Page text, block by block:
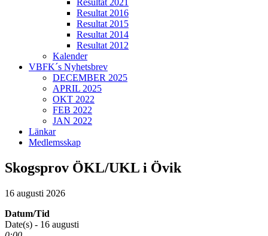
Resultat 2021
Resultat 2016
Resultat 2015
Resultat 2014
Resultat 2012
Kalender
VBFK´s Nyhetsbrev
DECEMBER 2025
APRIL 2025
OKT 2022
FEB 2022
JAN 2022
Länkar
Medlemsskap
Skogsprov ÖKL/UKL i Övik
16 augusti 2026
Datum/Tid
Date(s) - 16 augusti